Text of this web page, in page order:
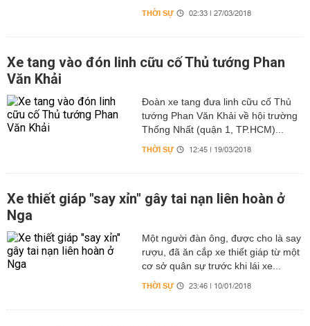
THỜI SỰ 02:33 | 27/03/2018
Xe tang vào đón linh cữu cố Thủ tướng Phan
Văn Khải
Đoàn xe tang đưa linh cữu cố Thủ
tướng Phan Văn Khải về hội trường
Thống Nhất (quận 1, TP.HCM)...
THỜI SỰ 12:45 | 19/03/2018
Xe thiết giáp "say xỉn" gây tai nạn liên hoàn ở
Nga
Một người đàn ông, được cho là say
rượu, đã ăn cắp xe thiết giáp từ một
cơ sở quân sự trước khi lái xe...
THỜI SỰ 23:46 | 10/01/2018